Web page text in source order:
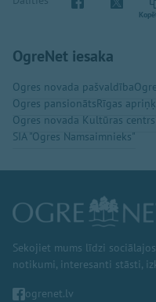
OgreNet iesaka
Ogres novada pašvaldība
Ogres pansionātsRīgas
Ogres novada Kultūras centrs
SIA "Ogres Namsaimnieks"
Sekojiet mums līdzi
notikumi, interesanti stāsti,
ogrenet.lv